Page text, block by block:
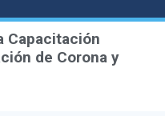
Capacitación
de Corona y